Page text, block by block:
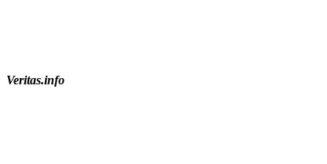
Veritas.info